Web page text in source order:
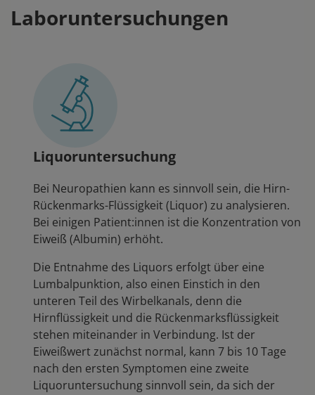
Laboruntersuchungen
Liquoruntersuchung
Bei Neuropathien kann es sinnvoll sein, die Hirn-
Rückenmarks-Flüssigkeit (Liquor) zu analysieren.
Bei einigen Patient:innen ist die Konzentration von
Eiweiß (Albumin) erhöht.
Die Entnahme des Liquors erfolgt über eine
Lumbalpunktion, also einen Einstich in den
unteren Teil des Wirbelkanals, denn die
Hirnflüssigkeit und die Rückenmarksflüssigkeit
stehen miteinander in Verbindung. Ist der
Eiweißwert zunächst normal, kann 7 bis 10 Tage
nach den ersten Symptomen eine zweite
Liquoruntersuchung sinnvoll sein, da sich der